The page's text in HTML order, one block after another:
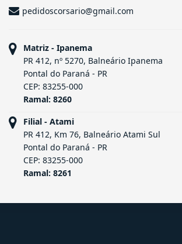
pedidoscorsario@gmail.com
Matriz - Ipanema
PR 412, nº 5270, Balneário Ipanema
Pontal do Paraná - PR
CEP: 83255-000
Ramal: 8260
Filial - Atami
PR 412, Km 76, Balneário Atami Sul
Pontal do Paraná - PR
CEP: 83255-000
Ramal: 8261